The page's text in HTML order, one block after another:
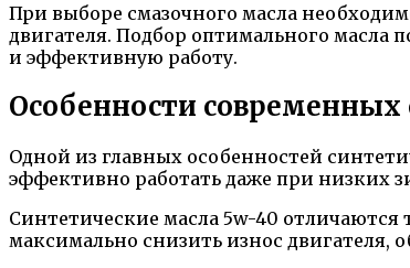
При выборе смазочного масла
двигателя. Подбор оптимального масла
и эффективную работу.
Особенности
Одной из главных особенностей
эффективно работать даже при низких
Синтетические масла 5w-40
максимально снизить износ двигателя,